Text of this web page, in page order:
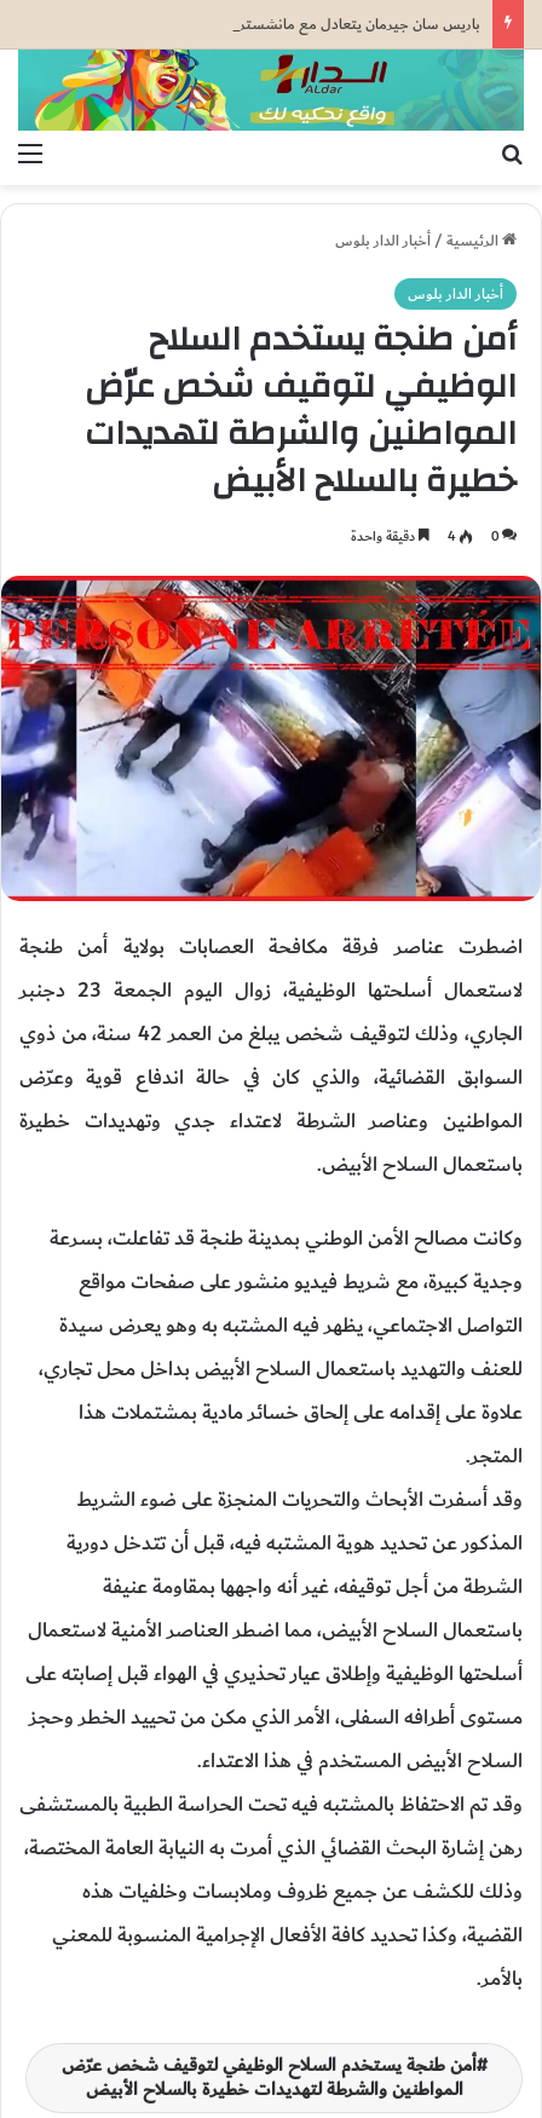
باريس سان جيرمان يتعادل مع مانشستر يونايتد قبل كأس السوبر الأوروبي
الرئيسية/أخبار الدار بلوس
أخبار الدار بلوس
أمن طنجة يستخدم السلاح
الوظيفي لتوقيف شخص عرّض
المواطنين والشرطة لتهديدات
خطيرة بالسلاح الأبيض
0
4 دقيقة واحدة
اضطرت عناصر فرقة مكافحة العصابات بولاية أمن طنجة
لاستعمال أسلحتها الوظيفية، زوال اليوم الجمعة 23 دجنبر
الجاري، وذلك لتوقيف شخص يبلغ من العمر 42 سنة، من ذوي
السوابق القضائية، والذي كان في حالة اندفاع قوية وعرّض
المواطنين وعناصر الشرطة لاعتداء جدي وتهديدات خطيرة
باستعمال السلاح الأبيض.
وكانت مصالح الأمن الوطني بمدينة طنجة قد تفاعلت، بسرعة
وجدية كبيرة، مع شريط فيديو منشور على صفحات مواقع
التواصل الاجتماعي، يظهر فيه المشتبه به وهو يعرض سيدة
للعنف والتهديد باستعمال السلاح الأبيض بداخل محل تجاري،
علاوة على إقدامه على إلحاق خسائر مادية بمشتملات هذا
المتجر.
وقد أسفرت الأبحاث والتحريات المنجزة على ضوء الشريط
المذكور عن تحديد هوية المشتبه فيه، قبل أن تتدخل دورية
الشرطة من أجل توقيفه، غير أنه واجهها بمقاومة عنيفة
باستعمال السلاح الأبيض، مما اضطر العناصر الأمنية لاستعمال
أسلحتها الوظيفية وإطلاق عيار تحذيري في الهواء قبل إصابته على
مستوى أطرافه السفلى، الأمر الذي مكن من تحييد الخطر وحجز
السلاح الأبيض المستخدم في هذا الاعتداء.
وقد تم الاحتفاظ بالمشتبه فيه تحت الحراسة الطبية بالمستشفى
رهن إشارة البحث القضائي الذي أمرت به النيابة العامة المختصة،
وذلك للكشف عن جميع ظروف وملابسات وخلفيات هذه
القضية، وكذا تحديد كافة الأفعال الإجرامية المنسوبة للمعني
بالأمر.
أمن طنجة يستخدم السلاح الوظيفي لتوقيف شخص عرّض
المواطنين والشرطة لتهديدات خطيرة بالسلاح الأبيض